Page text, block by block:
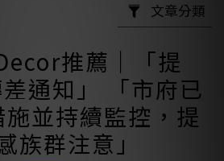
免運🚛再贈50元商品卡
1
0
7
6
5
4
3
3
2
0
3
2
1
0
文章分類
推薦｜「提
通知」 「市府已
並持續監控，提
族群注意」